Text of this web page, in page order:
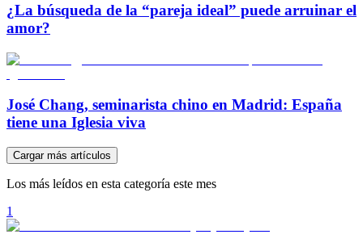
¿La búsqueda de la “pareja ideal” puede arruinar el
amor?
José Chang, seminarista chino en Madrid: España
tiene una Iglesia viva
Cargar más artículos
Los más leídos en esta categoría este mes
1